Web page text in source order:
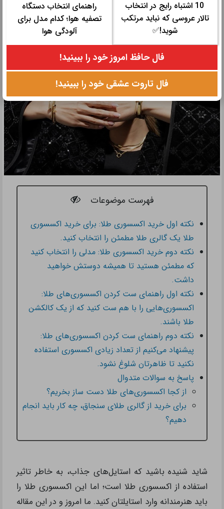
اکسسوری‌ها.
فهرست موضوعات
نکته اول خرید اکسسوری طلا: برای خرید اکسسوری
طلا یک گالری طلا مطمئن را انتخاب کنید.
نکته دوم خرید اکسسوری طلا: مدلی را انتخاب کنید
که مطمئن هستید تا همیشه دوستش خواهید
داشت.
نکته اول راهنمای ست کردن اکسسوری‌های طلا:
اکسسوری‌هایی را با هم ست کنید که از یک کالکشن
طلا باشند.
نکته دوم راهنمای ست کردن اکسسوری‌های طلا:
پیشنهاد می‌کنیم از تعداد زیادی اکسسوری استفاده
نکنید تا ظاهرتان شلوغ نشود.
پاسخ به سوالات متدوال
از کجا اکسسوری‌های طلا دست ساز بخریم؟
برای خرید از گالری طلای سنجاق، چه کار باید انجام
دهیم؟
شاید شنیده باشید که استایل‌های جذاب، به خاطر تاثیر
استفاده از اکسسوری طلا است؛ اما این اکسسوری طلا را
باید هنرمندانه وارد استایلتان کنید. ما امروز و در این مقاله
10 اشتباه رایج در انتخاب
تالار عروسی که نباید مرتکب
شوید!✅
راهنمای انتخاب دستگاه
تصفیه هوا؛ کدام مدل برای
آلودگی هوا
فال حافظ امروز خود را ببینید!
فال تاروت عشقی خود را ببینید!